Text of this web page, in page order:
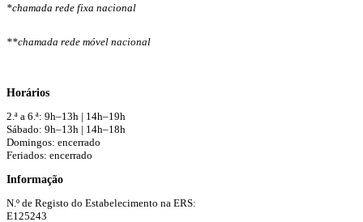
*chamada rede fixa nacional
**chamada rede móvel nacional
Horários
2.ª a 6.ª: 9h–13h | 14h–19h
Sábado: 9h–13h | 14h–18h
Domingos: encerrado
Feriados: encerrado
Informação
N.º de Registo do Estabelecimento na ERS:
E125243